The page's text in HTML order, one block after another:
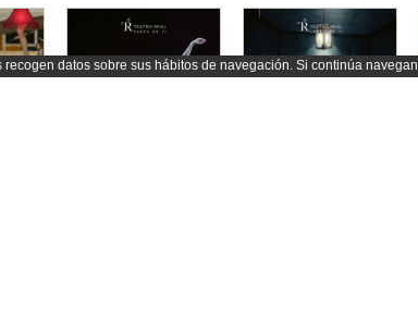
datos sobre sus hábitos de navegación. Si continúa